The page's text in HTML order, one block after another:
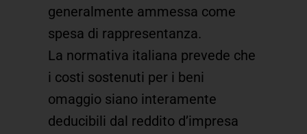
generalmente ammessa come
spesa di rappresentanza.
La normativa italiana prevede che
i costi sostenuti per i beni
omaggio siano interamente
deducibili dal reddito d’impresa